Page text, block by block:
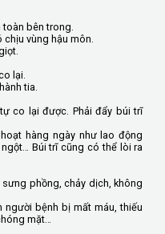
bên trong.
vùng hậu môn.
lại.
tia.
co lại được. Phải đẩy búi trĩ
hàng ngày như lao động
Búi trĩ cũng có thể lòi ra
phồng, chảy dịch, không
người bệnh bị mất máu, thiếu
mặt…